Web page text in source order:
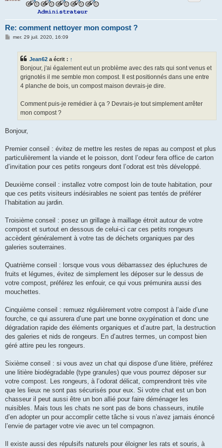
Re: comment nettoyer mon compost ?
Mmer. 29 juil. 2020, 16:09
Jean62 a écrit : ↑
Bonjour, j'ai également eut un problème avec des rats qui sont venus et
grignotés il me semble mon compost. Il est positionnés dans une entre
4 planche de bois, un compost maison devrais-je dire.
Comment puis-je remédier à ça ? Devrais-je tout simplement arrêter
mon compost ?
Bonjour,
Premier conseil : évitez de mettre les restes de repas au compost et plus
particulièrement la viande et le poisson, dont l’odeur fera office de carton
d’invitation pour ces petits rongeurs dont l’odorat est très développé.
Deuxième conseil : installez votre compost loin de toute habitation, pour
que ces petits visiteurs indésirables ne soient pas tentés de préférer
l’habitation au jardin.
Troisième conseil : posez un grillage à maillage étroit autour de votre
compost et surtout en dessous de celui-ci car ces petits rongeurs
accèdent généralement à votre tas de déchets organiques par des
galeries souterraines.
Quatrième conseil : lorsque vous vous débarrassez des épluchures de
fruits et légumes, évitez de simplement les déposer sur le dessus de
votre compost, préférez les enfouir, ce qui vous prémunira aussi des
mouchettes.
Cinquième conseil : remuez régulièrement votre compost à l’aide d’une
fourche, ce qui assurera d’une part une bonne oxygénation et donc une
dégradation rapide des éléments organiques et d’autre part, la destruction
des galeries et nids de rongeurs. En d’autres termes, un compost bien
géré attire peu les rongeurs.
Sixième conseil : si vous avez un chat qui dispose d’une litière, préférez
une litière biodégradable (type granules) que vous pourrez déposer sur
votre compost. Les rongeurs, à l’odorat délicat, comprendront très vite
que les lieux ne sont pas sécurisés pour eux. Si votre chat est un bon
chasseur il peut aussi être un bon allié pour faire déménager les
nuisibles. Mais tous les chats ne sont pas de bons chasseurs, inutile
d’en adopter un pour accomplir cette tâche si vous n’avez jamais énoncé
l’envie de partager votre vie avec un tel compagnon.
Il existe aussi des répulsifs naturels pour éloigner les rats et souris, à